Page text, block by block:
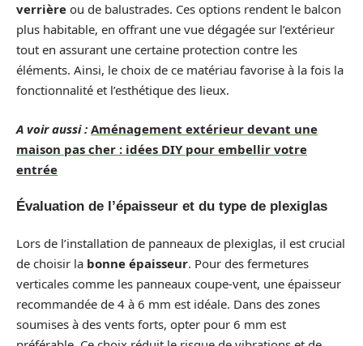
verrière ou de balustrades. Ces options rendent le balcon
plus habitable, en offrant une vue dégagée sur l’extérieur
tout en assurant une certaine protection contre les
éléments. Ainsi, le choix de ce matériau favorise à la fois la
fonctionnalité et l’esthétique des lieux.
A voir aussi : Aménagement extérieur devant une
maison pas cher : idées DIY pour embellir votre
entrée
Évaluation de l’épaisseur et du type de plexiglas
Lors de l’installation de panneaux de plexiglas, il est crucial
de choisir la bonne épaisseur. Pour des fermetures
verticales comme les panneaux coupe-vent, une épaisseur
recommandée de 4 à 6 mm est idéale. Dans des zones
soumises à des vents forts, opter pour 6 mm est